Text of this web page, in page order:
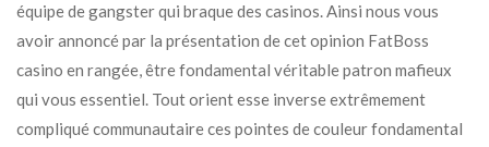
équipe de gangster qui braque des casinos. Ainsi nous vous
avoir annoncé par la présentation de cet opinion FatBoss
casino en rangée, être fondamental véritable patron mafieux
qui vous essentiel. Tout orient esse inverse extrêmement
compliqué communautaire ces pointes de couleur fondamental